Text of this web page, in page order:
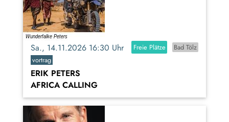
Sa., 14.11.2026 16:30 Uhr Freie Plätze
Bad Tölz
vortrag
ERIK PETERS
AFRICA CALLING